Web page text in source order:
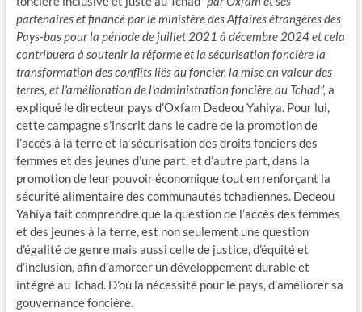
partenaires et financé par le ministère des Affaires étrangères des
Pays-bas pour la période de juillet 2021 à décembre 2024 et cela
contribuera à soutenir la réforme et la sécurisation foncière la
transformation des conflits liés au foncier, la mise en valeur des
terres, et l’amélioration de l’administration foncière au Tchad”, a
expliqué le directeur pays d’Oxfam Dedeou Yahiya. Pour lui,
cette campagne s’inscrit dans le cadre de la promotion de
l’accès à la terre et la sécurisation des droits fonciers des
femmes et des jeunes d’une part, et d’autre part, dans la
promotion de leur pouvoir économique tout en renforçant la
sécurité alimentaire des communautés tchadiennes. Dedeou
Yahiya fait comprendre que la question de l’accès des femmes
et des jeunes à la terre, est non seulement une question
d’égalité de genre mais aussi celle de justice, d’équité et
d’inclusion, afin d’amorcer un développement durable et
intégré au Tchad. D’où la nécessité pour le pays, d’améliorer sa
gouvernance foncière.